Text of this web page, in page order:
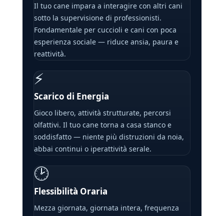
Il tuo cane impara a interagire con altri cani
sotto la supervisione di professionisti.
Fondamentale per cuccioli e cani con poca
esperienza sociale — riduce ansia, paura e
reattività.
⚡
Scarico di Energia
Gioco libero, attività strutturate, percorsi
olfattivi. Il tuo cane torna a casa stanco e
soddisfatto — niente più distruzioni da noia,
abbai continui o iperattività serale.
🕑
Flessibilità Oraria
Mezza giornata, giornata intera, frequenza